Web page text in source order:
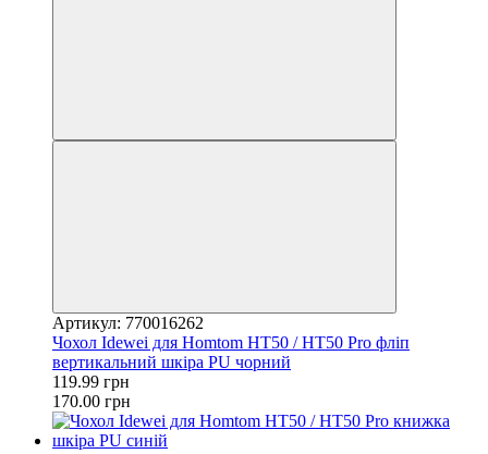
Артикул: 770016262
Чохол Idewei для Homtom HT50 / HT50 Pro фліп
вертикальний шкіра PU чорний
119.99 грн
170.00 грн